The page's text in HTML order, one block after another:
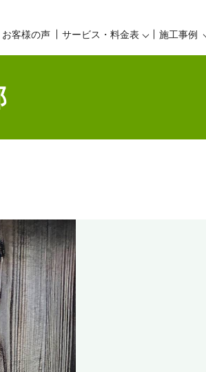
お客様の声 サービス・料金表 施工事例